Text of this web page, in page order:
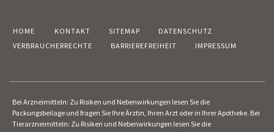
HOME KONTAKT SITEMAP
DATENSCHUTZ
VERBRAUCHERRECHTE
BARRIEREFREIHEIT IMPRESSUM
Bei Arzneimitteln: Zu Risiken und Nebenwirkungen lesen Sie die
Packungsbeilage und fragen Sie Ihre Ärztin, Ihren Arzt oder in Ihrer Apotheke. Bei
Tierarzneimitteln: Zu Risiken und Nebenwirkungen lesen Sie die